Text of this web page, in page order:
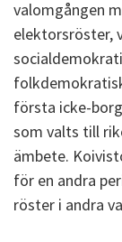
valomgången
elektorsröster,
första icke-
som valts till
ämbete.
för en andra
röster i andra